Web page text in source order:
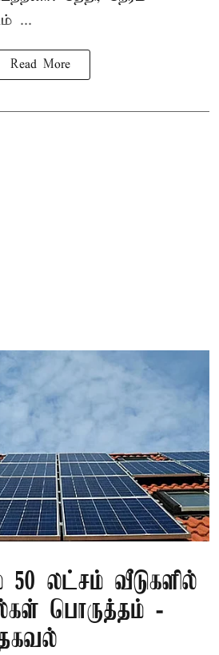
...
Read More
50 லட்சம் வீடுகளில்
பொருத்தம் -